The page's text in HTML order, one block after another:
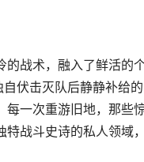
战术，融入了鲜活的
伏击灭队后静静补给
一次重游旧地，那些
特战斗史诗的私人领域